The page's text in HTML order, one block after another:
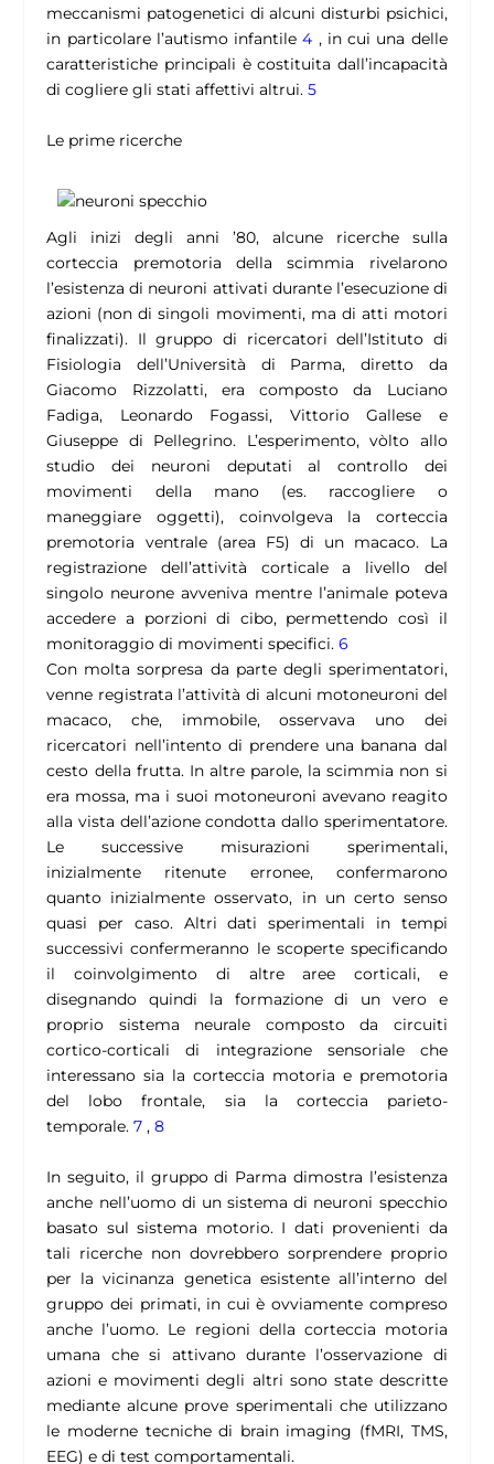
meccanismi patogenetici di alcuni disturbi psichici,
in particolare l’autismo infantile4 , in cui una delle
caratteristiche principali è costituita dall’incapacità
di cogliere gli stati affettivi altrui.5
Le prime ricerche
Agli inizi degli anni ’80, alcune ricerche sulla
corteccia premotoria della scimmia rivelarono
l’esistenza di neuroni attivati durante l’esecuzione di
azioni (non di singoli movimenti, ma di atti motori
finalizzati). Il gruppo di ricercatori dell’Istituto di
Fisiologia dell’Università di Parma, diretto da
Giacomo Rizzolatti, era composto da Luciano
Fadiga, Leonardo Fogassi, Vittorio Gallese e
Giuseppe di Pellegrino. L’esperimento, vòlto allo
studio dei neuroni deputati al controllo dei
movimenti della mano (es. raccogliere o
maneggiare oggetti), coinvolgeva la corteccia
premotoria ventrale (area F5) di un macaco. La
registrazione dell’attività corticale a livello del
singolo neurone avveniva mentre l’animale poteva
accedere a porzioni di cibo, permettendo così il
monitoraggio di movimenti specifici.6
Con molta sorpresa da parte degli sperimentatori,
venne registrata l’attività di alcuni motoneuroni del
macaco, che, immobile, osservava uno dei
ricercatori nell’intento di prendere una banana dal
cesto della frutta. In altre parole, la scimmia non si
era mossa, ma i suoi motoneuroni avevano reagito
alla vista dell’azione condotta dallo sperimentatore.
Le successive misurazioni sperimentali,
inizialmente ritenute erronee, confermarono
quanto inizialmente osservato, in un certo senso
quasi per caso. Altri dati sperimentali in tempi
successivi confermeranno le scoperte specificando
il coinvolgimento di altre aree corticali, e
disegnando quindi la formazione di un vero e
proprio sistema neurale composto da circuiti
cortico-corticali di integrazione sensoriale che
interessano sia la corteccia motoria e premotoria
del lobo frontale, sia la corteccia parieto-
temporale.7 ,8
In seguito, il gruppo di Parma dimostra l’esistenza
anche nell’uomo di un sistema di neuroni specchio
basato sul sistema motorio. I dati provenienti da
tali ricerche non dovrebbero sorprendere proprio
per la vicinanza genetica esistente all’interno del
gruppo dei primati, in cui è ovviamente compreso
anche l’uomo. Le regioni della corteccia motoria
umana che si attivano durante l’osservazione di
azioni e movimenti degli altri sono state descritte
mediante alcune prove sperimentali che utilizzano
le moderne tecniche di brain imaging (fMRI, TMS,
EEG) e di test comportamentali.